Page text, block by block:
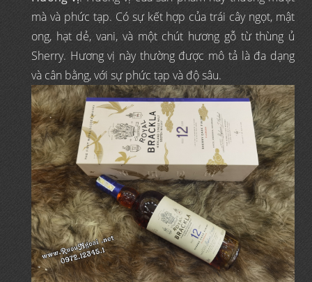
mà và phức tạp. Có sự kết hợp của trái cây ngọt, mật
ong, hạt dẻ, vani, và một chút hương gỗ từ thùng ủ
Sherry. Hương vị này thường được mô tả là đa dạng
và cân bằng, với sự phức tạp và độ sâu.